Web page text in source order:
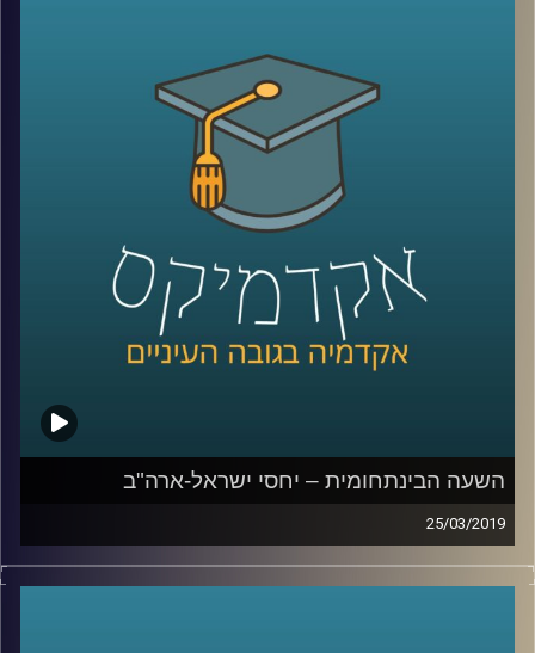
ד״ר בת-אל אשקול מסבירה על ההבדלים בין
וועדות התכנון השונות, על רפורמות שהתבצעו
במקומות שונים בעולם, על החשיבות של שיתוף
הציבור בתהליך התכנון העירוני, ואפילו נתנה
כמה טיפים לפוליטיקאים שלנו
קרדיט תמונות:AudioVersity
השעה הבינתחומית – יחסי ישראל-ארה"ב
25/03/2019
בתיאום מושלם עם וועידת איפא"ק, ד"ר רונן